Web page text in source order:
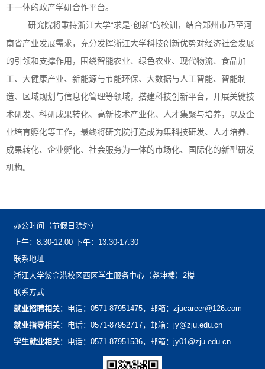
于一体的政产学研合作平台。
研究院将秉持浙江大学“求是·创新”的校训，结合郑州市乃至河
南省产业发展需求，充分发挥浙江大学科技创新优势对经济社会发展
的引领和支撑作用，围绕智能农业、绿色农业、现代物流、食品加
工、大健康产业、新能源与节能环保、大数据与人工智能、智能制
造、区域规划与信息化管理等领域，搭建科技创新平台，开展关键技
术研发、科研成果转化、高新技术产业化、人才集聚与培养，以及企
业培育孵化等工作，最终将研究院打造成为集科技研发、人才培养、
成果转化、企业孵化、社会服务为一体的市场化、国际化的新型研发
机构。
办公时间（节假日除外）
上午：8:30-12:00下午：13:30-17:30
联系地址
浙江大学紫金港校区西区学生服务中心（尧坤楼）2楼
联系方式
就业招聘相关：电话：0571-87951475，邮箱：zjucareer@126.com
就业指导相关：电话：0571-87952717，邮箱：jy@zju.edu.cn
学生就业相关：电话：0571-87951536，邮箱：jy01@zju.edu.cn